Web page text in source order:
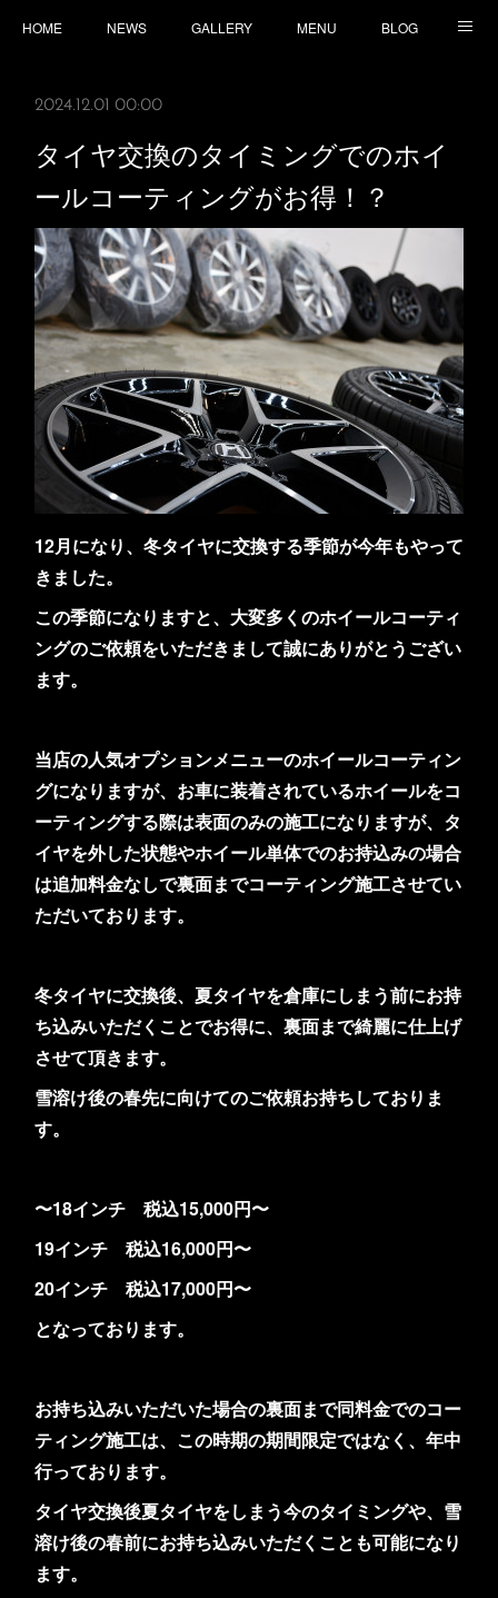
HOME NEWS GALLERY MENU BLOG
2024.12.01 00:00
タイヤ交換のタイミングでのホイ
ールコーティングがお得！？
12月になり、冬タイヤに交換する季節が今年もやって
きました。
この季節になりますと、大変多くのホイールコーティ
ングのご依頼をいただきまして誠にありがとうござい
ます。
当店の人気オプションメニューのホイールコーティン
グになりますが、お車に装着されているホイールをコ
ーティングする際は表面のみの施工になりますが、タ
イヤを外した状態やホイール単体でのお持込みの場合
は追加料金なしで裏面までコーティング施工させてい
ただいております。
冬タイヤに交換後、夏タイヤを倉庫にしまう前にお持
ち込みいただくことでお得に、裏面まで綺麗に仕上げ
させて頂きます。
雪溶け後の春先に向けてのご依頼お持ちしておりま
す。
〜18インチ 税込15,000円〜
19インチ 税込16,000円〜
20インチ 税込17,000円〜
となっております。
お持ち込みいただいた場合の裏面まで同料金でのコー
ティング施工は、この時期の期間限定ではなく、年中
行っております。
タイヤ交換後夏タイヤをしまう今のタイミングや、雪
溶け後の春前にお持ち込みいただくことも可能になり
ます。